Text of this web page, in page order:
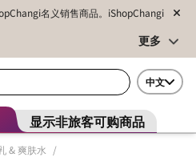
名义销售商品。iShopChangi
更多
中文
显示非旅客可购商品
& 爽肤水 /